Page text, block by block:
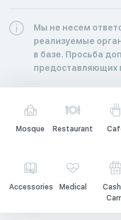
Мы не несем
реализуемые
в базе. Просьба
предоставляющих
Mosque Restaurant
Accessories Medical